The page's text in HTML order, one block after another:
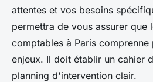
attentes et vos besoins
permettra de vous assurer que
comptables à Paris
enjeux. Il doit établir un cahier
planning d'intervention clair.